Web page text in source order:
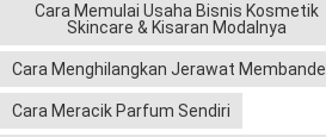
Cara Memulai Usaha Bisnis Kosmetik
Skincare & Kisaran Modalnya
Cara Menghilangkan Jerawat Membandel
Cara Meracik Parfum Sendiri